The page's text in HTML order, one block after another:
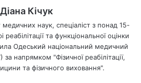
Діана Кічук
наук, спеціаліст з понад 15-
та функціональної оцінки
Одеський національний медичний
напрямком "Фізичної реабілітації,
та фізичного виховання".